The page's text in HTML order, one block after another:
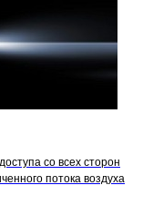
со всех сторон
потока воздуха